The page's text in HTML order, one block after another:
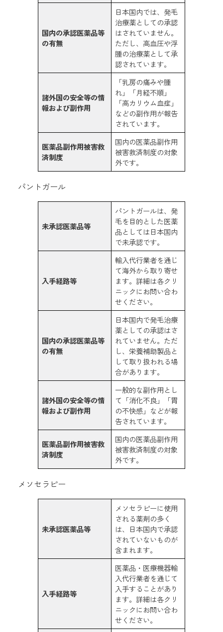
国内の承認医薬品等
の有無
日本国内では、発毛
治療薬としての承認
はされていません。
ただし、高血圧や浮
腫の治療薬として承
認されています。
諸外国の安全等の情
報および副作用
「乳房の痛みや腫
れ」「月経不順」
「高カリウム血症」
などの副作用が報告
されています。
医薬品副作用被害救
済制度
国内の医薬品副作用
被害救済制度の対象
外です。
パントガール
未承認医薬品等
パントガールは、発
毛を目的とした医薬
品としては日本国内
で未承認です。
入手経路等
輸入代行業者を通じ
て海外から取り寄せ
ます。詳細は各クリ
ニックにお問い合わ
せください。
国内の承認医薬品等
の有無
日本国内で発毛治療
薬としての承認はさ
れていません。ただ
し、栄養補助製品と
して取り扱われる場
合があります。
諸外国の安全等の情
報および副作用
一般的な副作用とし
て「消化不良」「胃
の不快感」などが報
告されています。
医薬品副作用被害救
済制度
国内の医薬品副作用
被害救済制度の対象
外です。
メソセラピー
未承認医薬品等
メソセラピーに使用
される薬剤の多く
は、日本国内で承認
されていないものが
含まれます。
入手経路等
医薬品・医療機器輸
入代行業者を通じて
入手することがあり
ます。詳細は各クリ
ニックにお問い合わ
せください。